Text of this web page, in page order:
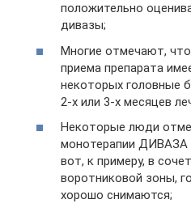
положительно
дивазы;
Многие отмечают,
приема препарата
некоторых головные
2-х или 3-х месяцев
Некоторые люди
монотерапии ДИВАЗА
вот, к примеру, в
воротниковой зоны,
хорошо снимаются;